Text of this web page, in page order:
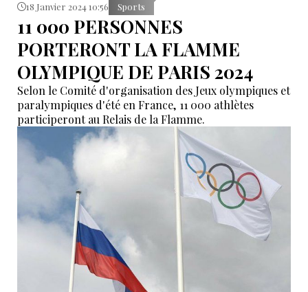
18 Janvier 2024 10:56 Sports
11 000 PERSONNES
PORTERONT LA FLAMME
OLYMPIQUE DE PARIS 2024
Selon le Comité d'organisation des Jeux olympiques et
paralympiques d'été en France, 11 000 athlètes
participeront au Relais de la Flamme.